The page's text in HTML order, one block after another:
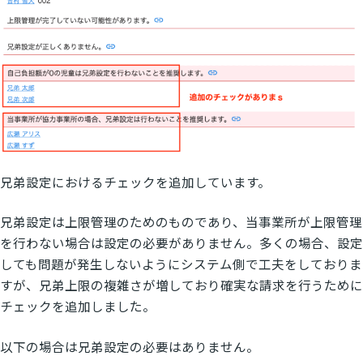
兄弟設定におけるチェックを追加しています。
兄弟設定は上限管理のためのものであり、当事業所が上限管理
を行わない場合は設定の必要がありません。多くの場合、設定
しても問題が発生しないようにシステム側で工夫をしておりま
すが、兄弟上限の複雑さが増しており確実な請求を行うために
チェックを追加しました。
以下の場合は兄弟設定の必要はありません。